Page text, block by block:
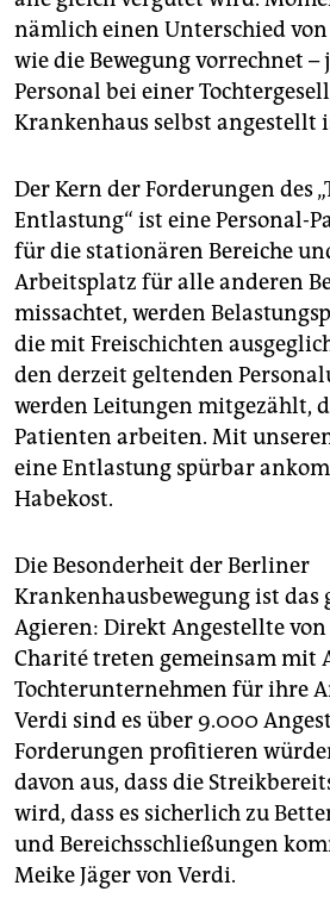
nämlich einen Unterschied
wie die Bewegung vorrechnet –
Personal bei einer
Krankenhaus selbst angestellt
Der Kern der Forderungen des
Entlastung“ ist eine Personal-
für die stationären Bereiche
Arbeitsplatz für alle anderen
missachtet, werden
die mit Freischichten
den derzeit geltenden
werden Leitungen mitgezählt,
Patienten arbeiten. Mit
eine Entlastung spürbar
Habekost.
Die Besonderheit der Berliner
Krankenhausbewegung ist das
Agieren: Direkt Angestellte
Charité treten gemeinsam mit
Tochterunternehmen für ihre
Verdi sind es über 9.000
Forderungen profitieren
davon aus, dass die
wird, dass es sicherlich zu
und Bereichsschließungen
Meike Jäger von Verdi.